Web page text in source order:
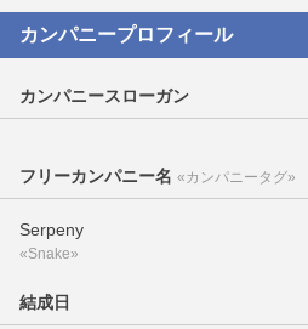
カンパニープロフィール
カンパニースローガン
フリーカンパニー名 «カンパニータグ»
Serpeny
«Snake»
結成日